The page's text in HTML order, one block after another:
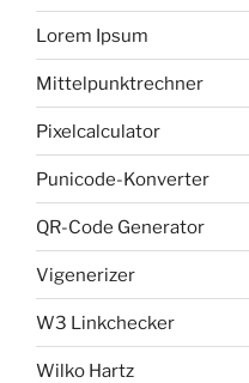
Lorem Ipsum
Mittelpunktrechner
Pixelcalculator
Punicode-Konverter
QR-Code Generator
Vigenerizer
W3 Linkchecker
Wilko Hartz